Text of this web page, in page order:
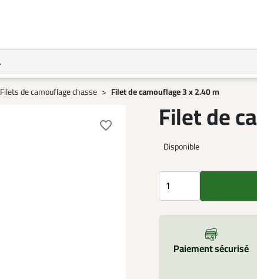
Filets de camouflage chasse Filet de camouflage 3 x 2.40 m
favorite_border Filet de
Disponible
Paiement sécurisé